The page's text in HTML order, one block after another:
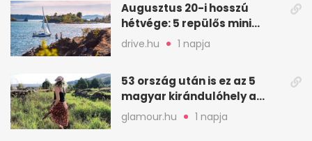
Augusztus 20-i hosszú
hétvége: 5 repülős mini
nyaralás 0 szabadsággal
drive.hu 1 napja
53 ország után is ez az 5
magyar kirándulóhely a
kedvencem
glamour.hu 1 napja